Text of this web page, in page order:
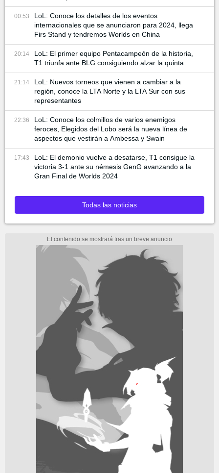
00:53
LoL: Conoce los detalles de los eventos
internacionales que se anunciaron para 2024, llega
Firs Stand y tendremos Worlds en China
20:14
LoL: El primer equipo Pentacampeón de la historia,
T1 triunfa ante BLG consiguiendo alzar la quinta
21:14
LoL: Nuevos torneos que vienen a cambiar a la
región, conoce la LTA Norte y la LTA Sur con sus
representantes
22:36
LoL: Conoce los colmillos de varios enemigos
feroces, Elegidos del Lobo será la nueva línea de
aspectos que vestirán a Ambessa y Swain
17:43
LoL: El demonio vuelve a desatarse, T1 consigue la
victoria 3-1 ante su némesis GenG avanzando a la
Gran Final de Worlds 2024
Todas las noticias